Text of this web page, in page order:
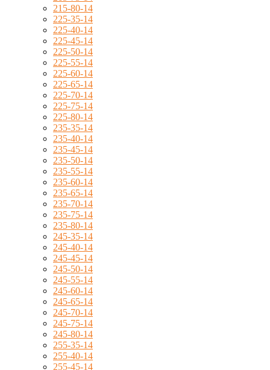
215-80-14
225-35-14
225-40-14
225-45-14
225-50-14
225-55-14
225-60-14
225-65-14
225-70-14
225-75-14
225-80-14
235-35-14
235-40-14
235-45-14
235-50-14
235-55-14
235-60-14
235-65-14
235-70-14
235-75-14
235-80-14
245-35-14
245-40-14
245-45-14
245-50-14
245-55-14
245-60-14
245-65-14
245-70-14
245-75-14
245-80-14
255-35-14
255-40-14
255-45-14